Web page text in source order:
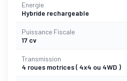
Energie
Hybride rechargeable
Puissance Fiscale
17 cv
Transmission
4 roues motrices ( 4x4 ou 4WD )